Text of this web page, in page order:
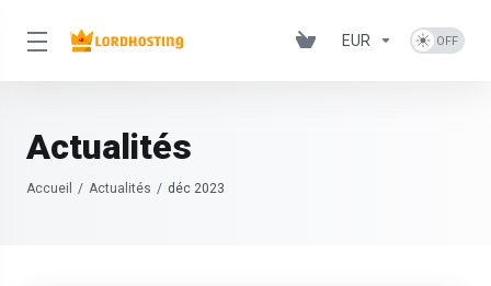
EUR
Actualités
Accueil Actualités déc 2023